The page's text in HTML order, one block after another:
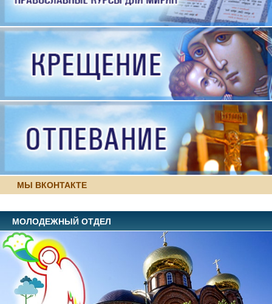
МЫ ВКОНТАКТЕ
МОЛОДЕЖНЫЙ ОТДЕЛ